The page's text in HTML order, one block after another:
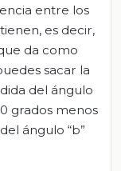
entre los
es decir,
da como
sacar la
del ángulo
grados menos
ángulo “b”